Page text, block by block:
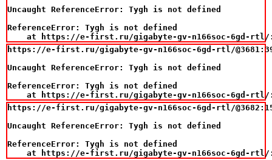
Uncaught ReferenceError: Tygh is not defined
ReferenceError: Tygh is not defined
at https://e-first.ru/gigabyte-gv-n166soc-6gd-rtl/
https://e-first.ru/gigabyte-gv-n166soc-6gd-rtl/
Uncaught ReferenceError: Tygh is not defined
ReferenceError: Tygh is not defined
at https://e-first.ru/gigabyte-gv-n166soc-6gd-rtl/
https://e-first.ru/gigabyte-gv-n166soc-6gd-rtl/
Uncaught ReferenceError: Tygh is not defined
ReferenceError: Tygh is not defined
at https://e-first.ru/gigabyte-gv-n166soc-6gd-rtl/